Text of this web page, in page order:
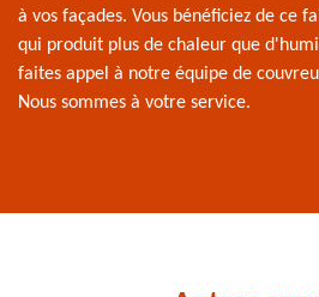
à vos façades. Vous bénéficiez de ce
qui produit plus de chaleur que
faites appel à notre équipe de
Nous sommes à votre service.